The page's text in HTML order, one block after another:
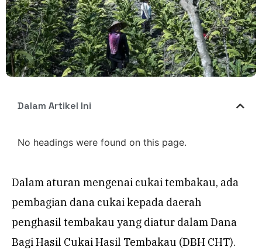
Dalam Artikel Ini
No headings were found on this page.
Dalam aturan mengenai cukai tembakau, ada
pembagian dana cukai kepada daerah
penghasil tembakau yang diatur dalam Dana
Bagi Hasil Cukai Hasil Tembakau (DBH CHT).